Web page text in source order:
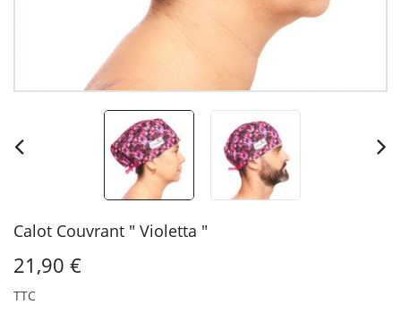
Calot Couvrant " Violetta "
21,90 €
TTC